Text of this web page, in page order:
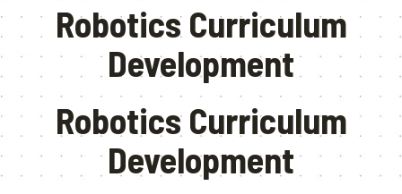
Robotics Curriculum
Development
Robotics Curriculum
Development